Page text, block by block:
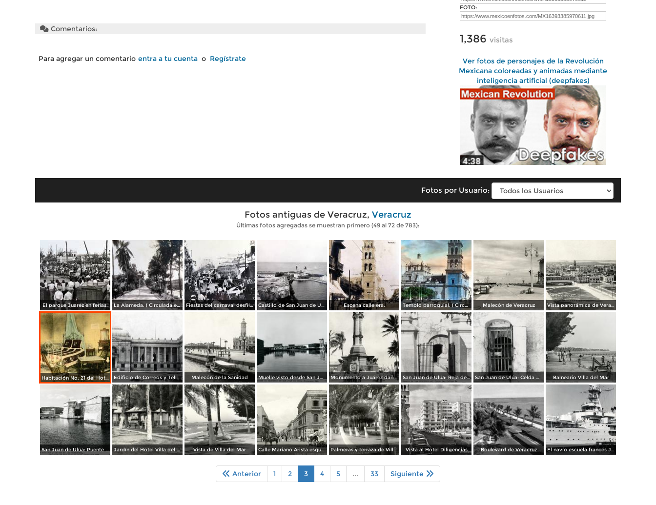
Comentarios:
Para agregar un comentario entra a tu cuenta o Regístrate
FOTO:
1,386 visitas
Ver fotos de personajes de la Revolución
Mexicana coloreadas y animadas mediante
inteligencia artificial (deepfakes)
Fotos por Usuario:
Fotos antiguas de Veracruz, Veracruz
Últimas fotos agregadas se muestran primero (49 al 72 de 783):
El parque Juarez en ferias. La Alameda. ( Circulada el 22 de Febrero de 1946 ). Fiestas del carnaval desfile de carros. Castillo de San Juan de Ulua por el Fotógrafo Walter E. Hadsell Escena callejera. Templo parroquial. ( Circulada el 9 de Mayo de 1948 ). Malecón de Veracruz Vista panorámica de Veracruz
Habitación No. 21 del Hotel Diligencias Edificio de Correos y Telégrafos Malecón de la Sanidad Muelle visto desde San Juan de Ulúa Monumento a Juárez dañado por el bombardeo durante la invasión estadounidense de 1914 San Juan de Ulúa: Reja del puente de los suspiros, con las Celdas de los Tormentos al fondo San Juan de Ulúa: Celda donde estuvo preso Chucho El Roto Balneario Villa del Mar
San Juan de Ulúa: Puente de los suspiros y celdas de los tormentos Jardín del Hotel Villa del Mar Vista de Villa del Mar Calle Mariano Arista esquina con Avenida Landero y Coss Palmeras y terraza de Villa del Mar Vista al Hotel Diligencias Boulevard de Veracruz El navío escuela francés Juana de Arco
Anterior 1 2 3 4 5 ... 33 Siguiente